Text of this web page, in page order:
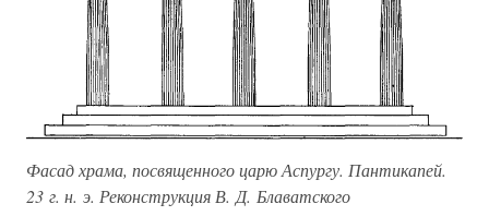
Фасад храма, посвященного царю Аспургу. Пантикапей.
23 г. н. э. Реконструкция В. Д. Блаватского